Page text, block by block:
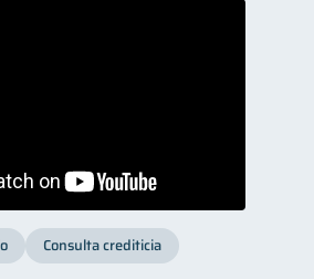
Consulta crediticia